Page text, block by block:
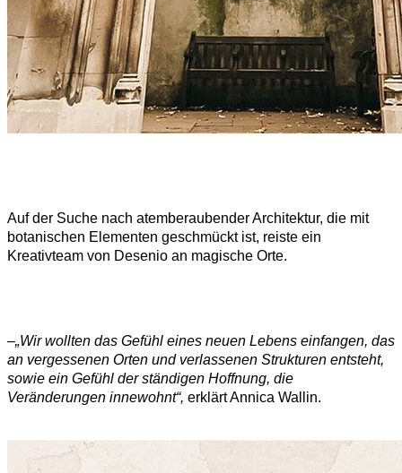
Auf der Suche nach atemberaubender Architektur, die mit
botanischen Elementen geschmückt ist, reiste ein
Kreativteam von Desenio an magische Orte.
–„Wir wollten das Gefühl eines neuen Lebens einfangen, das
an vergessenen Orten und verlassenen Strukturen entsteht,
sowie ein Gefühl der ständigen Hoffnung, die
Veränderungen innewohnt“, erklärt Annica Wallin.